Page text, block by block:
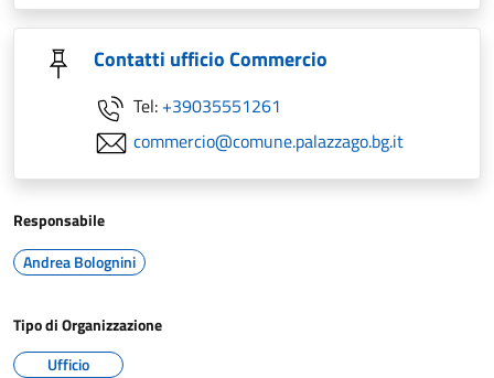
Contatti ufficio Commercio
Tel: +39035551261
commercio@comune.palazzago.bg.it
Responsabile
Andrea Bolognini
Tipo di Organizzazione
Ufficio